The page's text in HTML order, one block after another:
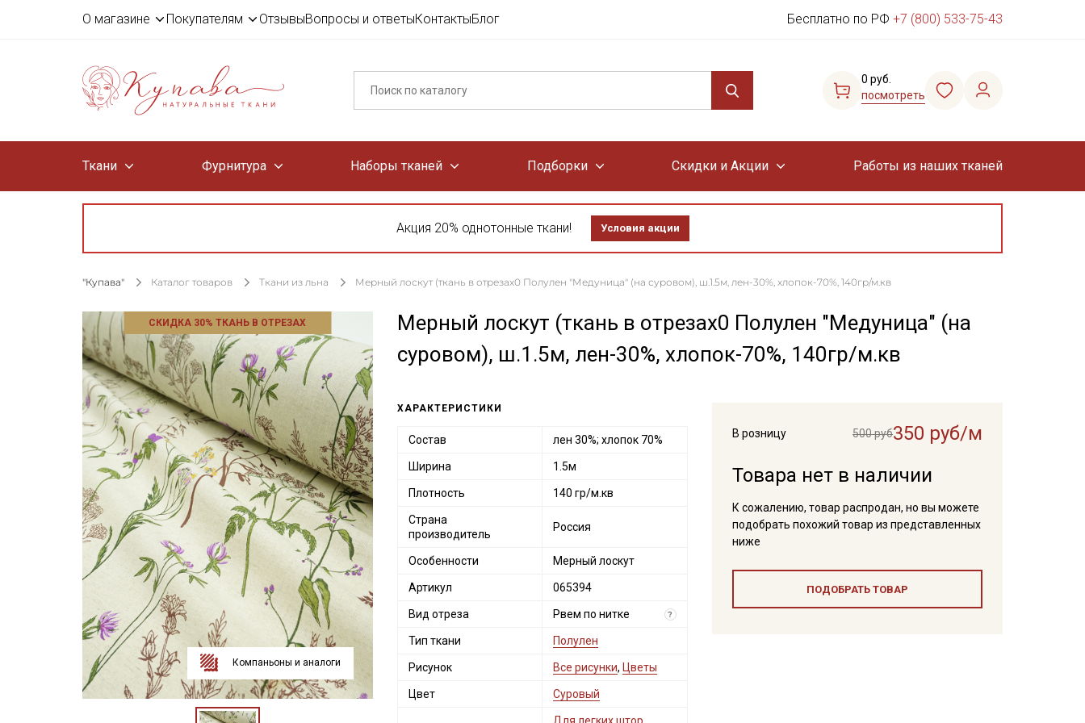
О магазине Покупателям ОтзывыВопросы и ответыКонтактыБлог Бесплатно по РФ +7 (800) 533-75-43
0 руб.
посмотреть
Ткани Фурнитура Наборы тканей Подборки Скидки и Акции Работы из наших тканей
Акция 20% однотонные ткани! Условия акции
"Купава" Каталог товаров Ткани из льна Мерный лоскут (ткань в отрезах0 Полулен "Медуница" (на суровом), ш.1.5м, лен-30%, хлопок-70%, 140гр/м.кв
СКИДКА 30% ТКАНЬ В ОТРЕЗАХ
Компаньоны и аналоги
Мерный лоскут (ткань в отрезах0 Полулен "Медуница" (на
суровом), ш.1.5м, лен-30%, хлопок-70%, 140гр/м.кв
В розницу 500 руб350 руб/м
Товара нет в наличии
К сожалению, товар распродан, но вы можете
подобрать похожий товар из представленных
ниже
ПОДОБРАТЬ ТОВАР
ХАРАКТЕРИСТИКИ
Состав лен 30%; хлопок 70%
Ширина 1.5м
Плотность 140 гр/м.кв
Страна
производитель
Россия
Особенности Мерный лоскут
Артикул 065394
Вид отреза Рвем по нитке ?
Тип ткани Полулен
Рисунок Все рисунки, Цветы
Цвет Суровый